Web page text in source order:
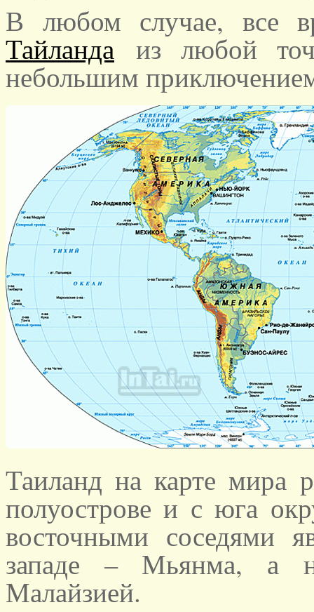
В любом случае, все
Тайланда из любой
небольшим
Таиланд на карте мира
полуострове и с юга
восточными соседями
западе – Мьянма, а
Малайзией.